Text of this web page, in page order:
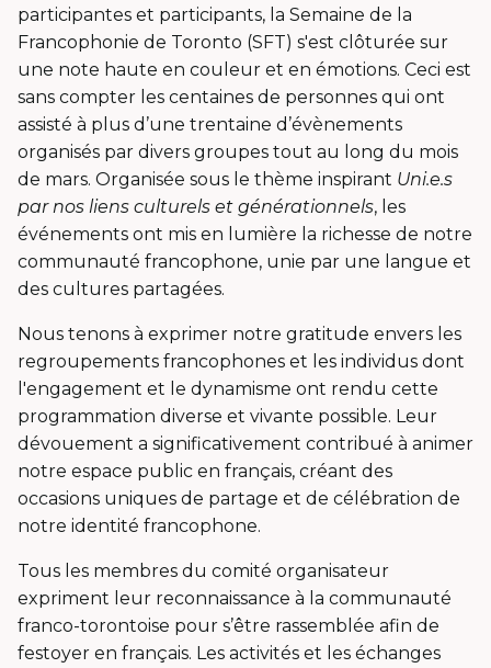
participantes et participants, la Semaine de la
Francophonie de Toronto (SFT) s'est clôturée sur
une note haute en couleur et en émotions. Ceci est
sans compter les centaines de personnes qui ont
assisté à plus d’une trentaine d’évènements
organisés par divers groupes tout au long du mois
de mars. Organisée sous le thème inspirant Uni.e.s
par nos liens culturels et générationnels, les
événements ont mis en lumière la richesse de notre
communauté francophone, unie par une langue et
des cultures partagées.
Nous tenons à exprimer notre gratitude envers les
regroupements francophones et les individus dont
l'engagement et le dynamisme ont rendu cette
programmation diverse et vivante possible. Leur
dévouement a significativement contribué à animer
notre espace public en français, créant des
occasions uniques de partage et de célébration de
notre identité francophone.
Tous les membres du comité organisateur
expriment leur reconnaissance à la communauté
franco-torontoise pour s’être rassemblée afin de
festoyer en français. Les activités et les échanges